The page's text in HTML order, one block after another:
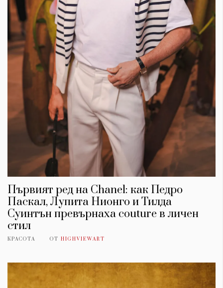
Първият ред на Chanel: как Педро
Паскал, Лупита Нионго и Тилда
Суинтън превърнаха couture в личен
стил
КРАСОТА ОТ HIGHVIEWART